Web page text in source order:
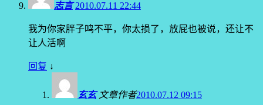
志言 2010.07.11 22:44
我为你家胖子鸣不平，你太损了，放屁也被说，还让不
让人活啊
回复 ↓
玄玄 文章作者2010.07.12 09:15